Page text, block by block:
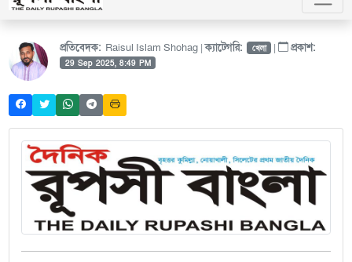
প্রতিবেদক: Raisul Islam Shohag |ক্যাটেগরি: খেলা | প্রকাশ:
29 Sep 2025, 8:49 PM